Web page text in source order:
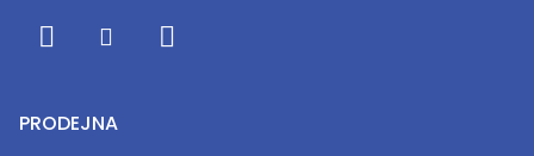
PRODEJNA